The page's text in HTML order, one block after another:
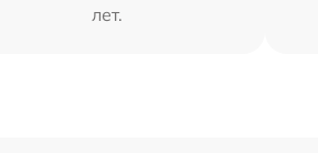
лет.